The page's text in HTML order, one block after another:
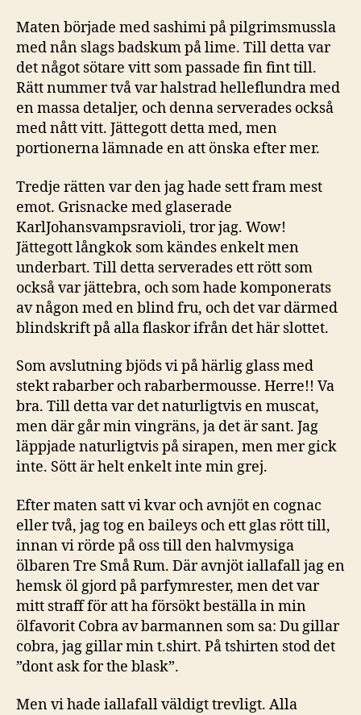
Maten började med sashimi på pilgrimsmussla
med nån slags badskum på lime. Till detta var
det något sötare vitt som passade fin fint till.
Rätt nummer två var halstrad helleflundra med
en massa detaljer, och denna serverades också
med nått vitt. Jättegott detta med, men
portionerna lämnade en att önska efter mer.
Tredje rätten var den jag hade sett fram mest
emot. Grisnacke med glaserade
KarlJohansvampsravioli, tror jag. Wow!
Jättegott långkok som kändes enkelt men
underbart. Till detta serverades ett rött som
också var jättebra, och som hade komponerats
av någon med en blind fru, och det var därmed
blindskrift på alla flaskor ifrån det här slottet.
Som avslutning bjöds vi på härlig glass med
stekt rabarber och rabarbermousse. Herre!! Va
bra. Till detta var det naturligtvis en muscat,
men där går min vingräns, ja det är sant. Jag
läppjade naturligtvis på sirapen, men mer gick
inte. Sött är helt enkelt inte min grej.
Efter maten satt vi kvar och avnjöt en cognac
eller två, jag tog en baileys och ett glas rött till,
innan vi rörde på oss till den halvmysiga
ölbaren Tre Små Rum. Där avnjöt iallafall jag en
hemsk öl gjord på parfymrester, men det var
mitt straff för att ha försökt beställa in min
ölfavorit Cobra av barmannen som sa: Du gillar
cobra, jag gillar min t.shirt. På tshirten stod det
”dont ask for the blask”.
Men vi hade iallafall väldigt trevligt. Alla